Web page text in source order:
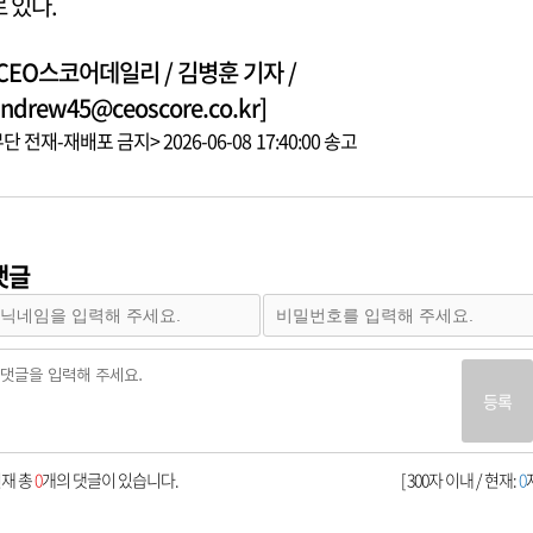
스코어데일리 / 김병훈 기자 /
전재-재배포 금지> 2026-06-08 17:40:00 송고
글
등록
[ 300자 이내 / 현재:0
총0개의 댓글이 있습니다.